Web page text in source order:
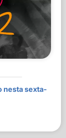
nesta sexta-